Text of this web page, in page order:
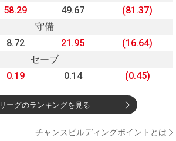
58.29 49.67
(81.37)
守備
8.72 21.95
(16.64)
セーブ
0.19 0.14 (0.45)
リーグのランキングを見る
チャンスビルディングポイントとは